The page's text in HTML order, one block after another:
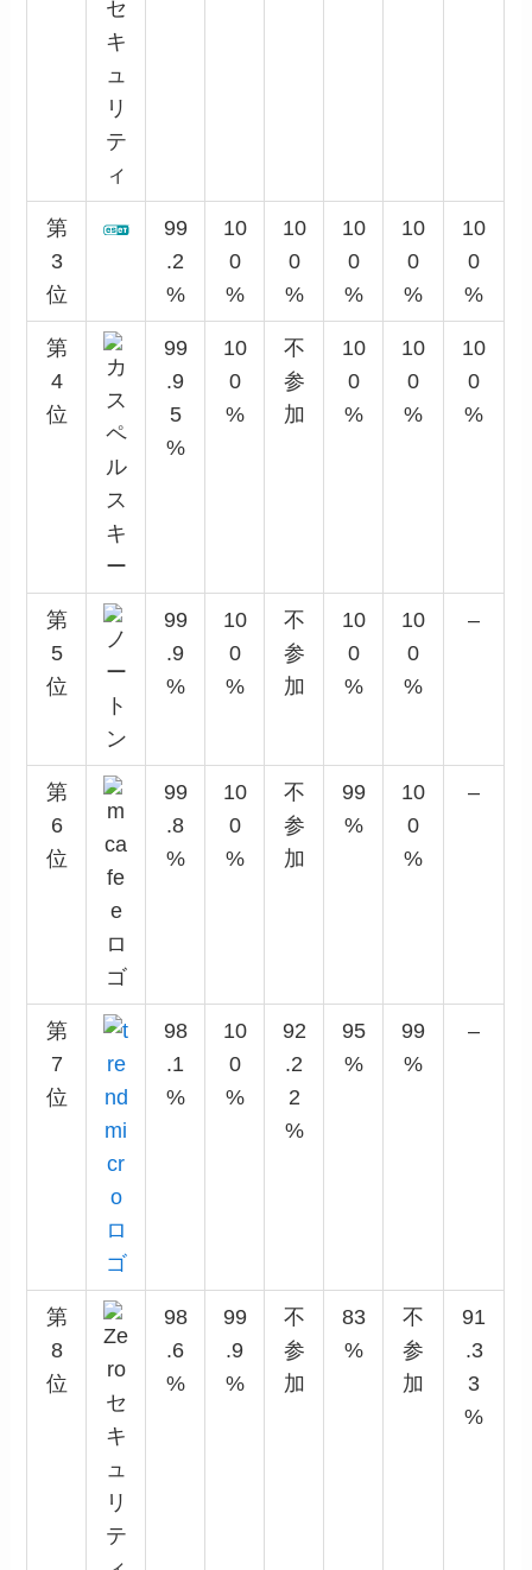
第
3
位
99
.2
%
10
0
%
10
0
%
10
0
%
10
0
%
10
0
%
第
4
位
99
.9
5
%
10
0
%
不
参
加
10
0
%
10
0
%
10
0
%
第
5
位
99
.9
%
10
0
%
不
参
加
10
0
%
10
0
%
–
第
6
位
99
.8
%
10
0
%
不
参
加
99
%
10
0
%
–
第
7
位
98
.1
%
10
0
%
92
.2
2
%
95
%
99
%
–
第
8
位
98
.6
%
99
.9
%
不
参
加
83
%
不
参
加
91
.3
3
%